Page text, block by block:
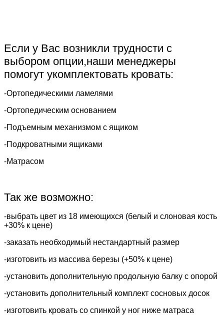
Если у Вас возникли трудности с
выбором опции,наши менеджеры
помогут укомплектовать кровать:
-Ортопедическими ламелями
-Ортопедическим основанием
-Подъемным механизмом с ящиком
-Подкроватными ящиками
-Матрасом
Так же возможно:
-выбрать цвет из 18 имеющихся (белый и слоновая кость
+30% к цене)
-заказать необходимый нестандартный размер
-изготовить из массива березы (+50% к цене)
-установить дополнительную продольную балку с опорой
-установить дополнительный комплект сосновых досок
-изготовить кровать со спинкой у ног ниже матраса